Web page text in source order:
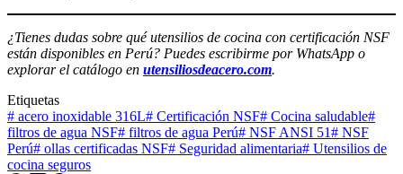
¿Tienes dudas sobre qué utensilios de cocina con certificación NSF
están disponibles en Perú? Puedes escribirme por WhatsApp o
explorar el catálogo en utensiliosdeacero.com.
Etiquetas
# acero inoxidable 316L# Certificación NSF# Cocina saludable#
filtros de agua NSF# filtros de agua Perú# NSF ANSI 51# NSF
Perú# ollas certificadas NSF# Seguridad alimentaria# Utensilios de
cocina seguros